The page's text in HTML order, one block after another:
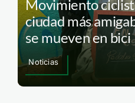
Movimiento
ciudad más
se mueven en bici
Noticias